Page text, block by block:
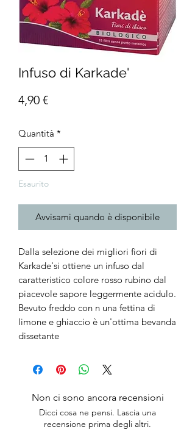
Infuso di Karkade'
4,90 €Prezzo
Quantità *
Esaurito
Avvisami quando è disponibile
Dalla selezione dei migliori fiori di
Karkade'si ottiene un infuso dal
caratteristico colore rosso rubino dal
piacevole sapore leggermente acidulo.
Bevuto freddo con n una fettina di
limone e ghiaccio è un'ottima bevanda
dissetante
Non ci sono ancora recensioni
Dicci cosa ne pensi. Lascia una
recensione prima degli altri.